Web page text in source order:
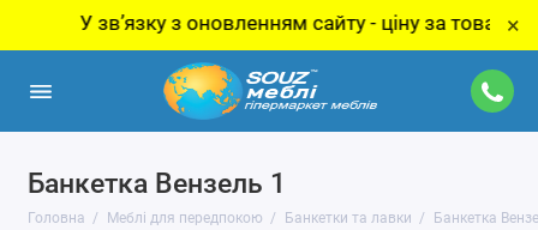
У звʼязку з оновленням сайту - ціну за товар ×
Банкетка Вензель 1
Головна Меблі для передпокою Банкетки та лавки Банкетка